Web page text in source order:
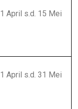
1 April s.d. 15 Mei
1 April s.d. 31 Mei